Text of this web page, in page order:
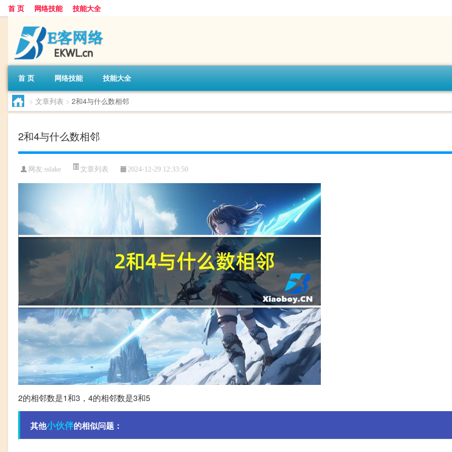
首 页 网络技能 技能大全
首 页 网络技能 技能大全
> 文章列表 > 2和4与什么数相邻
2和4与什么数相邻
网友:sslake 文章列表 2024-12-29 12:33:50
2的相邻数是1和3，4的相邻数是3和5
其他小伙伴的相似问题：